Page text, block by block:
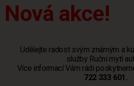
Nová akce!
Udělejte radost svým známým a
služby Ruční mytí
Více informací Vám rádi
722 333 601.